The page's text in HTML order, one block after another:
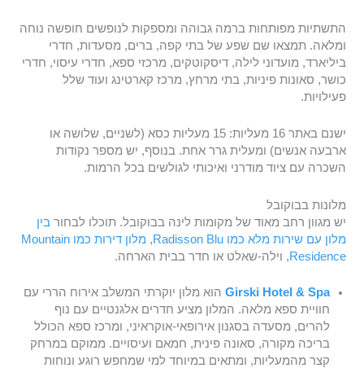
התשתיות מפותחות ברמה גבוהה ומספקות לנופשים חופשה נוחה
ומלאה. תמצאו שם שפע של בתי קפה, ברים, מסעדות, חדרי
ביליארד, מועדוני לילה, דיסקוטקים, מרכזי ספא, חדרי עיסוי, חדרי
כושר, סאונות פיניות, בתי מרחץ, מרכז קארטינג ועוד שלל
פעילויות.
ישנם באתר 16 מעליות: 15 מעליות כסא (לשניים, שלושה או
ארבעה אנשים) ומעלית גרר אחת. בנוסף, יש מספר נקודות
השכרה עם ציוד מודרני ואיכותי לגולשים בכל הרמות.
מלונות בבוקובל
יש מגוון רחב מאוד של מקומות לינה בבוקובל. תוכלו לבחור בין
מלון עם שירות מלא כמו Radisson Blu
,
מלון דירות כמו Mountain
Residence, וילה-שאלט או חדר בבית הארחה.
Girski Hotel & Spa הוא מלון יוקרתי המשלב אירוח הררי עם
חוויית ספא מלאה. המלון מציע חדרים אלגנטיים עם נוף
להרים, מסעדה בסגנון אירופאי-אוקראיני, ומרכז ספא הכולל
בריכה מקורה, סאונה פינית, חמאם ועיסויים. ממוקם במרחק
קצר מהמעליות, ומתאים במיוחד למי שמחפש רוגע ונוחות